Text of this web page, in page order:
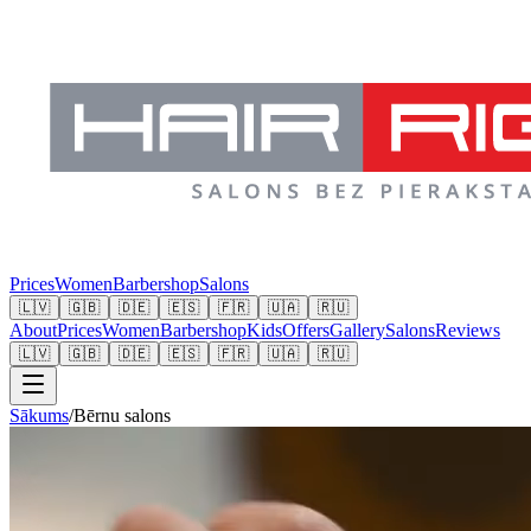
PricesWomenBarbershopSalons
🇱🇻 🇬🇧 🇩🇪 🇪🇸 🇫🇷 🇺🇦 🇷🇺
AboutPricesWomenBarbershopKidsOffersGallerySalonsReviews
🇱🇻 🇬🇧 🇩🇪 🇪🇸 🇫🇷 🇺🇦 🇷🇺
Sākums/Bērnu salons